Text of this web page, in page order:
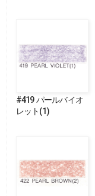
#419 パールバイオ
レット(1)